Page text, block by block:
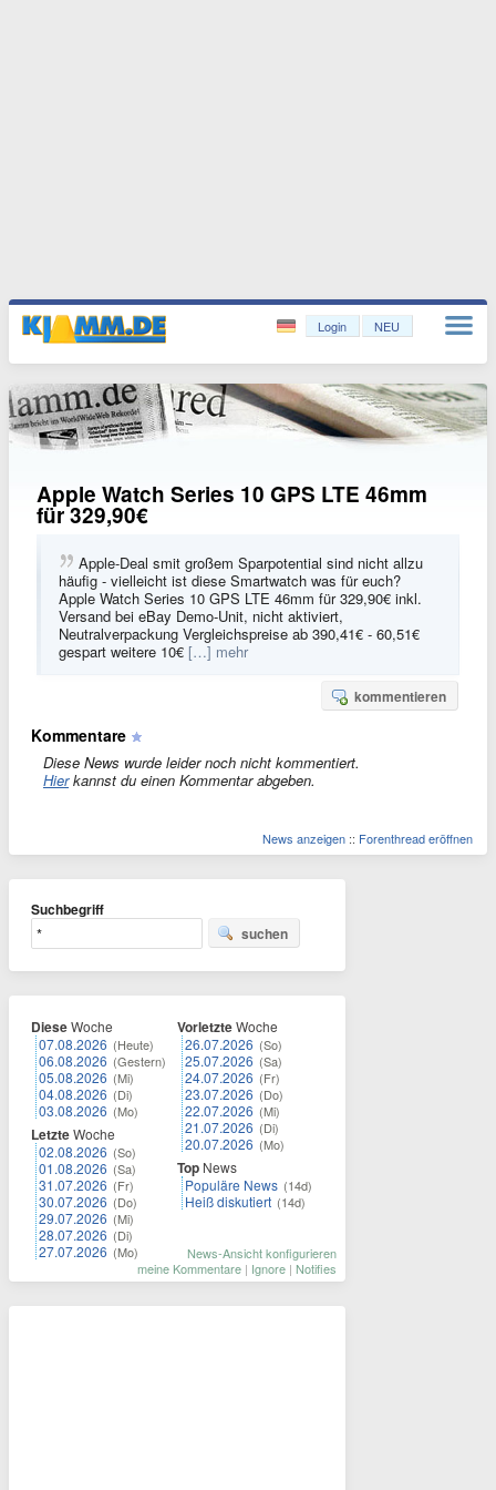
Login NEU
Apple Watch Series 10 GPS LTE 46mm
für 329,90€
Apple-Deal smit großem Sparpotential sind nicht allzu
häufig - vielleicht ist diese Smartwatch was für euch?
Apple Watch Series 10 GPS LTE 46mm für 329,90€ inkl.
Versand bei eBay Demo-Unit, nicht aktiviert,
Neutralverpackung Vergleichspreise ab 390,41€ - 60,51€
gespart weitere 10€ […] mehr
kommentieren
Kommentare
Diese News wurde leider noch nicht kommentiert.
Hierkannst du einen Kommentar abgeben.
News anzeigen :: Forenthread eröffnen
Suchbegriff
suchen
DieseWoche
07.08.2026 (Heute)
06.08.2026 (Gestern)
05.08.2026 (Mi)
04.08.2026 (Di)
03.08.2026 (Mo)
LetzteWoche
02.08.2026 (So)
01.08.2026 (Sa)
31.07.2026 (Fr)
30.07.2026 (Do)
29.07.2026 (Mi)
28.07.2026 (Di)
27.07.2026 (Mo)
VorletzteWoche
26.07.2026 (So)
25.07.2026 (Sa)
24.07.2026 (Fr)
23.07.2026 (Do)
22.07.2026 (Mi)
21.07.2026 (Di)
20.07.2026 (Mo)
Top News
Populäre News (14d)
Heiß diskutiert (14d)
News-Ansicht konfigurieren
meine Kommentare | Ignore | Notifies